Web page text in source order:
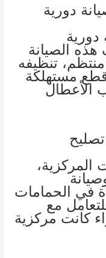
دورية
دورية
الصيانة
تنظيفه
مستهلكة
الأعطال
المركزية،
في الحمامات
مع
كانت مركزية